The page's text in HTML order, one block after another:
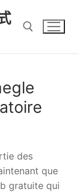
des
que
gratuite qui